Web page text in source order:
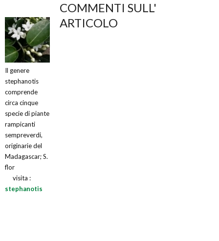
Il genere
stephanotis
comprende
circa cinque
specie di piante
rampicanti
sempreverdi,
originarie del
Madagascar; S.
flor
visita :
stephanotis
COMMENTI SULL'
ARTICOLO